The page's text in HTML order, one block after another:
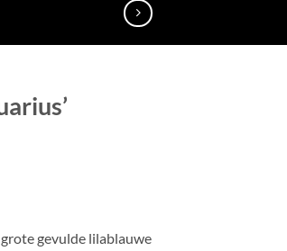
gevulde lilablauwe